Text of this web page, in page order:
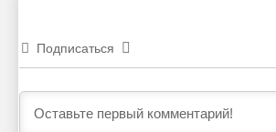
Подписаться